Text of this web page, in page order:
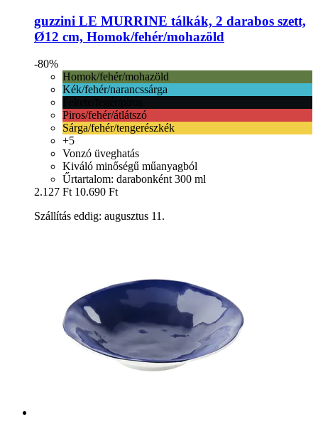
guzzini LE MURRINE tálkák, 2 darabos szett,
Ø12 cm, Homok/fehér/mohazöld
-80%
Homok/fehér/mohazöld
Kék/fehér/narancssárga
Piros/fehér/átlátszó
Sárga/fehér/tengerészkék
+5
Vonzó üveghatás
Kiváló minőségű műanyagból
Űrtartalom: darabonként 300 ml
2.127 Ft 10.690 Ft
Szállítás eddig: augusztus 11.